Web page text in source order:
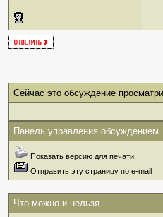
Сейчас это обсуждение
Панель управления обсуждением
Показать версию для печати
Отправить эту страницу по e-mail
Что можно и нельзя